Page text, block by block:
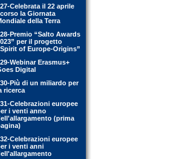
Celebrata il 22 aprile
la Giornata
della Terra
Premio “Salto Awards
per il progetto
of Europe-Origins”
Webinar Erasmus+
Digital
Più di un miliardo per
ricerca
Celebrazioni europee
i venti anno
(prima
Celebrazioni europee
i venti anni